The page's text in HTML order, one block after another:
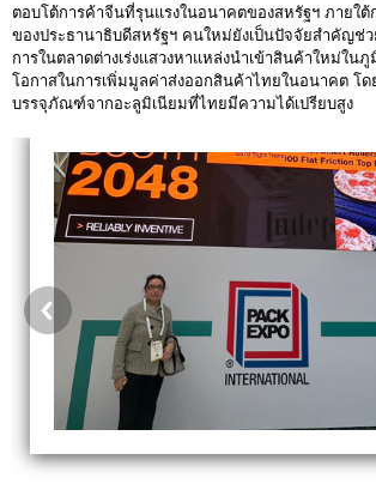
ตอบโต้การค้าจีนที่รุนแรงในอนาคตของสหรัฐฯ ภายใต้
ของประธานาธิบดีสหรัฐฯ คนใหม่ยังเป็นปัจจัยสำคัญช่
การในตลาดต่างเร่งแสวงหาแหล่งนำเข้าสินค้าใหม่ใน
โอกาสในการเพิ่มมูลค่าส่งออกสินค้าไทยในอนาคต โ
บรรจุภัณฑ์จากอะลูมิเนียมที่ไทยมีความได้เปรียบสูง